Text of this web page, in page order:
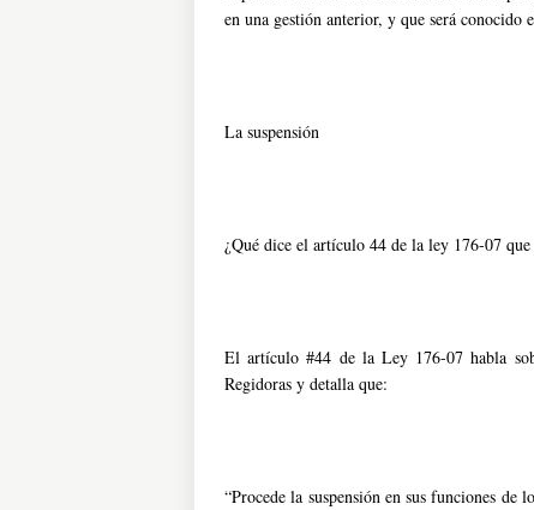
en una gestión anterior, y que será conocido
La suspensión
¿Qué dice el artículo 44 de la ley 176-07
El artículo #44 de la Ley 176-07 habla
Regidoras y detalla que:
“Procede la suspensión en sus funciones